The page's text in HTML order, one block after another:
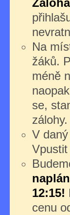
Na
žáků.
méně
se,
zálohy.
V
12:15!
cenu